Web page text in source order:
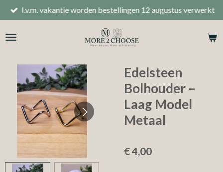
Ga
direct
naar
I.v.m. vakantie worden bestellingen 12 augustus verwerkt
Edelsteen
Bolhouder –
Laag Model
Metaal
€ 4,00